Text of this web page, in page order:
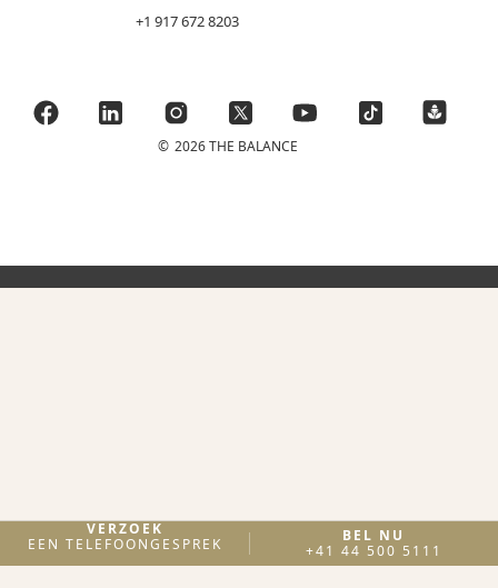
+1 917 672 8203
© 2026 THE BALANCE
VERZOEK
EEN TELEFOONGESPREK
BEL NU
+41 44 500 5111